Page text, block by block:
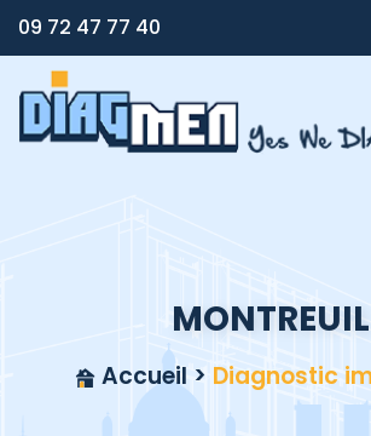
09 72 47 77 40
MONTREUIL
Accueil > Diagnostic